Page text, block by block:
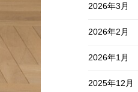
2026年3月
2026年2月
2026年1月
2025年12月